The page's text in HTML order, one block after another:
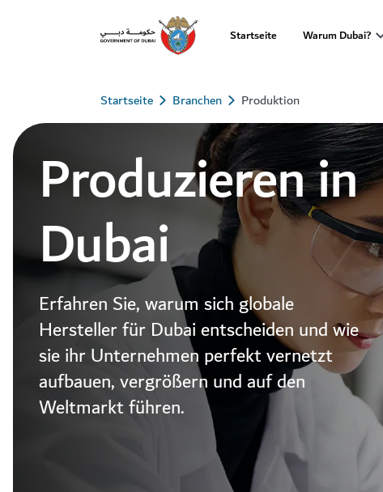
Startseite Warum Dubai?
Startseite Branchen Produktion
Produzieren in
Dubai
Erfahren Sie, warum sich globale
Hersteller für Dubai entscheiden und wie
sie ihr Unternehmen perfekt vernetzt
aufbauen, vergrößern und auf den
Weltmarkt führen.